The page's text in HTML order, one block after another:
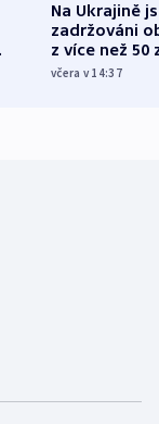
Na Ukrajině
zadržováni
z více než 50
Bojovali na
včera v 14:37